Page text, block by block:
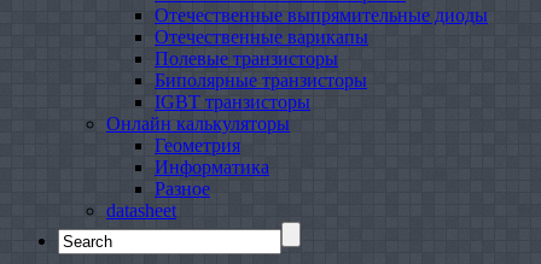
Отечественные выпрямительные диоды
Отечественные варикапы
Полевые транзисторы
Биполярные транзисторы
IGBT транзисторы
Онлайн калькуляторы
Геометрия
Информатика
Разное
datasheet
Search
for: